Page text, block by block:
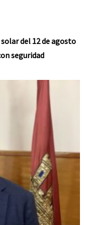
del 12 de agosto
seguridad